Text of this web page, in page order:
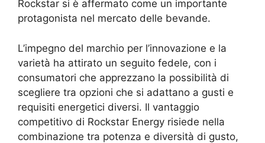
Rockstar si è affermato come un importante
protagonista nel mercato delle bevande.
L’impegno del marchio per l’innovazione e la
varietà ha attirato un seguito fedele, con i
consumatori che apprezzano la possibilità di
scegliere tra opzioni che si adattano a gusti e
requisiti energetici diversi. Il vantaggio
competitivo di Rockstar Energy risiede nella
combinazione tra potenza e diversità di gusto,